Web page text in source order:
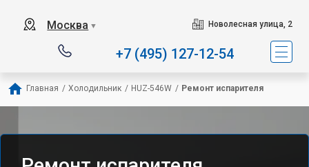
Москва ▼ Новолесная улица, 2
+7 (495) 127-12-54
Главная / Холодильник / HUZ-546W / Ремонт испарителя